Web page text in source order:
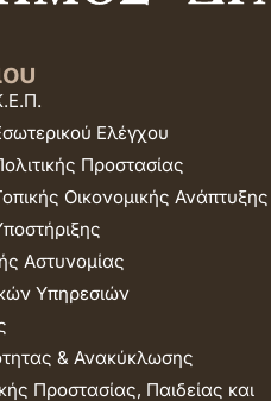
Ελέγχου
Προστασίας
Οικονομικής Ανάπτυξης
Αστυνομίας
Υπηρεσιών
& Ανακύκλωσης
Προστασίας, Παιδείας και